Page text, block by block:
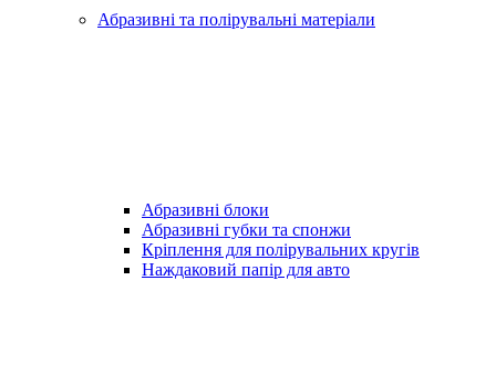
Абразивні та полірувальні матеріали
Абразивні блоки
Абразивні губки та спонжи
Кріплення для полірувальних кругів
Наждаковий папір для авто